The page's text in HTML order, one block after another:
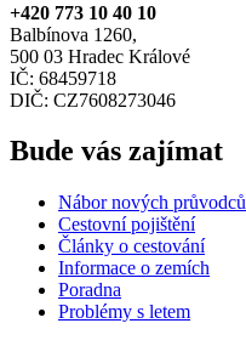
+420 773 10 40 10
Balbínova 1260,
500 03 Hradec Králové
IČ: 68459718
DIČ: CZ7608273046
Bude vás zajímat
Nábor nových průvodců
Cestovní pojištění
Články o cestování
Informace o zemích
Poradna
Problémy s letem